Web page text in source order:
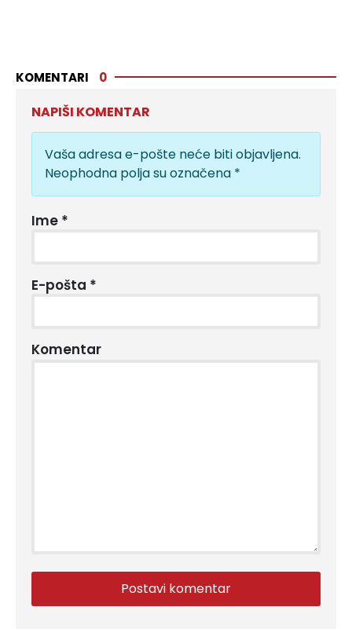
KOMENTARI 0
NAPIŠI KOMENTAR
Vaša adresa e-pošte neće biti objavljena.
Neophodna polja su označena *
Ime *
E-pošta *
Komentar